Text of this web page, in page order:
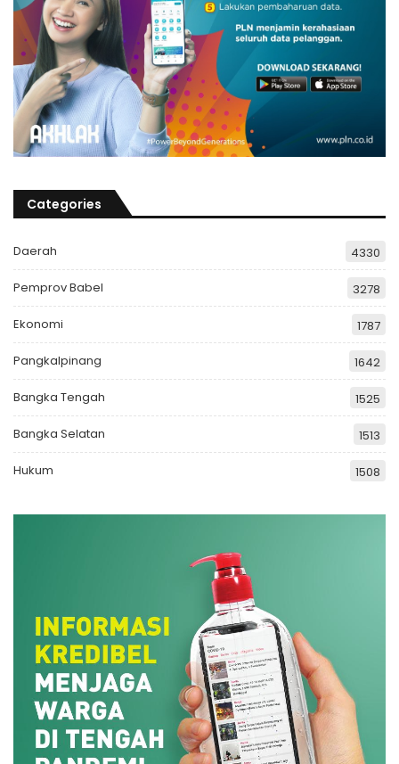
Categories
Daerah 4330
Pemprov Babel 3278
Ekonomi 1787
Pangkalpinang 1642
Bangka Tengah 1525
Bangka Selatan 1513
Hukum 1508